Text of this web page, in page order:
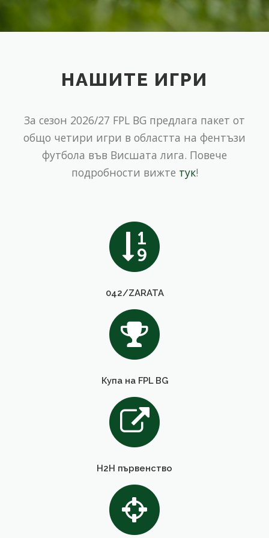
НАШИТЕ ИГРИ
За сезон 2026/27 FPL BG предлага пакет от
общо четири игри в областта на фентъзи
футбола във Висшата лига. Повече
подробности вижте тук!
042/ZARATA
Купа на FPL BG
H2H първенство